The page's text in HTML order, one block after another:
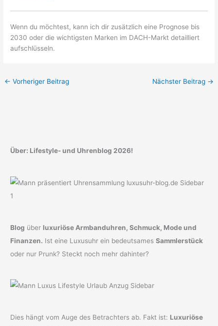
Wenn du möchtest, kann ich dir zusätzlich eine Prognose bis
2030 oder die wichtigsten Marken im DACH-Markt detailliert
aufschlüsseln.
← Vorheriger Beitrag Nächster Beitrag →
Über: Lifestyle- und Uhrenblog 2026!
Blog über luxuriöse Armbanduhren, Schmuck, Mode und
Finanzen. Ist eine Luxusuhr ein bedeutsamesSammlerstück
oder nur Prunk? Steckt noch mehr dahinter?
Dies hängt vom Auge des Betrachters ab. Fakt ist: Luxuriöse